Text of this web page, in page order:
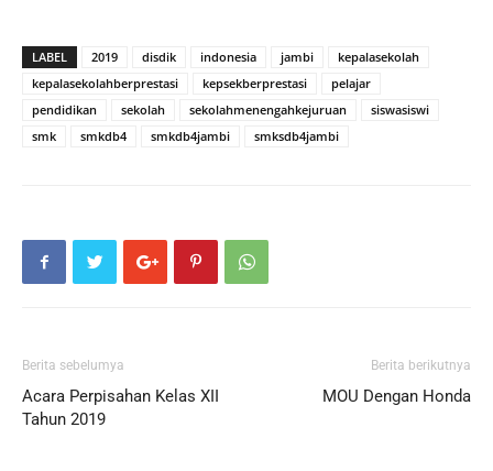
LABEL 2019 disdik indonesia jambi
kepalasekolah
kepalasekolahberprestasi
kepsekberprestasi
pelajar
pendidikan
sekolah sekolahmenengahkejuruan
siswasiswi
smk
smkdb4 smkdb4jambi smksdb4jambi
Berita sebelumya
Acara Perpisahan Kelas XII
Tahun 2019
Berita berikutnya
MOU Dengan Honda